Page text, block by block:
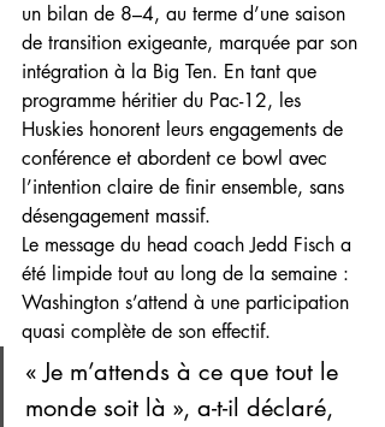
un bilan de 8–4, au terme d’une saison
de transition exigeante, marquée par son
intégration à la Big Ten. En tant que
programme héritier du Pac-12, les
Huskies honorent leurs engagements de
conférence et abordent ce bowl avec
l’intention claire de finir ensemble, sans
désengagement massif.
Le message du head coach Jedd Fisch a
été limpide tout au long de la semaine :
Washington s’attend à une participation
quasi complète de son effectif.
« Je m’attends à ce que tout le
monde soit là », a-t-il déclaré,